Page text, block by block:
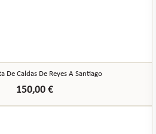
De Caldas De Reyes A Santiago
150,00 €